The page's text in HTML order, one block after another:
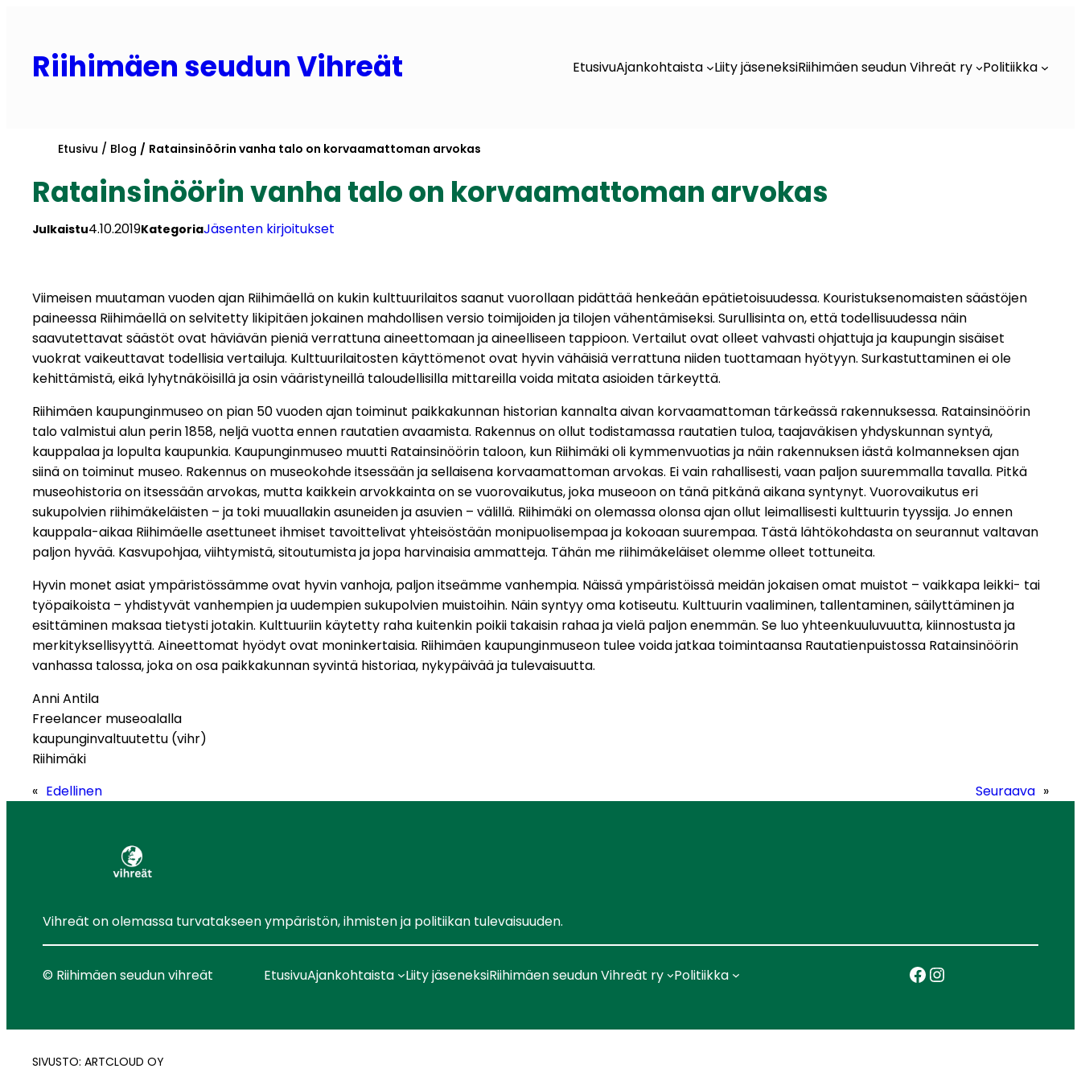
Riihimäen seudun Vihreät EtusivuAjankohtaista Liity jäseneksiRiihimäen seudun Vihreät ry Politiikka
Etusivu Blog Ratainsinöörin vanha talo on korvaamattoman arvokas
Ratainsinöörin vanha talo on korvaamattoman arvokas
Julkaistu4.10.2019KategoriaJäsenten kirjoitukset
Viimeisen muutaman vuoden ajan Riihimäellä on kukin kulttuurilaitos saanut vuorollaan pidättää henkeään epätietoisuudessa. Kouristuksenomaisten säästöjen
paineessa Riihimäellä on selvitetty likipitäen jokainen mahdollisen versio toimijoiden ja tilojen vähentämiseksi. Surullisinta on, että todellisuudessa näin
saavutettavat säästöt ovat häviävän pieniä verrattuna aineettomaan ja aineelliseen tappioon. Vertailut ovat olleet vahvasti ohjattuja ja kaupungin sisäiset
vuokrat vaikeuttavat todellisia vertailuja. Kulttuurilaitosten käyttömenot ovat hyvin vähäisiä verrattuna niiden tuottamaan hyötyyn. Surkastuttaminen ei ole
kehittämistä, eikä lyhytnäköisillä ja osin vääristyneillä taloudellisilla mittareilla voida mitata asioiden tärkeyttä.
Riihimäen kaupunginmuseo on pian 50 vuoden ajan toiminut paikkakunnan historian kannalta aivan korvaamattoman tärkeässä rakennuksessa. Ratainsinöörin
talo valmistui alun perin 1858, neljä vuotta ennen rautatien avaamista. Rakennus on ollut todistamassa rautatien tuloa, taajaväkisen yhdyskunnan syntyä,
kauppalaa ja lopulta kaupunkia. Kaupunginmuseo muutti Ratainsinöörin taloon, kun Riihimäki oli kymmenvuotias ja näin rakennuksen iästä kolmanneksen ajan
siinä on toiminut museo. Rakennus on museokohde itsessään ja sellaisena korvaamattoman arvokas. Ei vain rahallisesti, vaan paljon suuremmalla tavalla. Pitkä
museohistoria on itsessään arvokas, mutta kaikkein arvokkainta on se vuorovaikutus, joka museoon on tänä pitkänä aikana syntynyt. Vuorovaikutus eri
sukupolvien riihimäkeläisten – ja toki muuallakin asuneiden ja asuvien – välillä. Riihimäki on olemassa olonsa ajan ollut leimallisesti kulttuurin tyyssija. Jo ennen
kauppala-aikaa Riihimäelle asettuneet ihmiset tavoittelivat yhteisöstään monipuolisempaa ja kokoaan suurempaa. Tästä lähtökohdasta on seurannut valtavan
paljon hyvää. Kasvupohjaa, viihtymistä, sitoutumista ja jopa harvinaisia ammatteja. Tähän me riihimäkeläiset olemme olleet tottuneita.
Hyvin monet asiat ympäristössämme ovat hyvin vanhoja, paljon itseämme vanhempia. Näissä ympäristöissä meidän jokaisen omat muistot – vaikkapa leikki- tai
työpaikoista – yhdistyvät vanhempien ja uudempien sukupolvien muistoihin. Näin syntyy oma kotiseutu. Kulttuurin vaaliminen, tallentaminen, säilyttäminen ja
esittäminen maksaa tietysti jotakin. Kulttuuriin käytetty raha kuitenkin poikii takaisin rahaa ja vielä paljon enemmän. Se luo yhteenkuuluvuutta, kiinnostusta ja
merkityksellisyyttä. Aineettomat hyödyt ovat moninkertaisia. Riihimäen kaupunginmuseon tulee voida jatkaa toimintaansa Rautatienpuistossa Ratainsinöörin
vanhassa talossa, joka on osa paikkakunnan syvintä historiaa, nykypäivää ja tulevaisuutta.
Anni Antila
Freelancer museoalalla
kaupunginvaltuutettu (vihr)
Riihimäki
« Edellinen Seuraava »
Vihreät on olemassa turvatakseen ympäristön, ihmisten ja politiikan tulevaisuuden.
© Riihimäen seudun vihreät EtusivuAjankohtaista Liity jäseneksiRiihimäen seudun Vihreät ry Politiikka Facebook
Instagram
SIVUSTO: ARTCLOUD OY